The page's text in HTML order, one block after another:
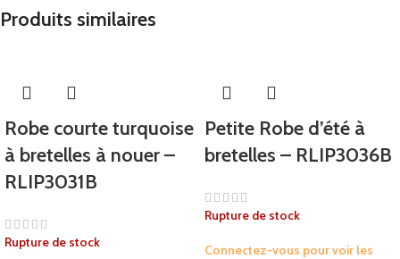
Produits similaires
Robe courte turquoise
à bretelles à nouer –
RLIP3031B
Rupture de stock
Petite Robe d’été à
bretelles – RLIP3036B
Rupture de stock
Connectez-vous pour voir les